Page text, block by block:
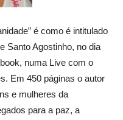
é como é intitulado
Santo Agostinho, no dia
numa Live com o
Em 450 páginas o autor
e mulheres da
para a paz, a